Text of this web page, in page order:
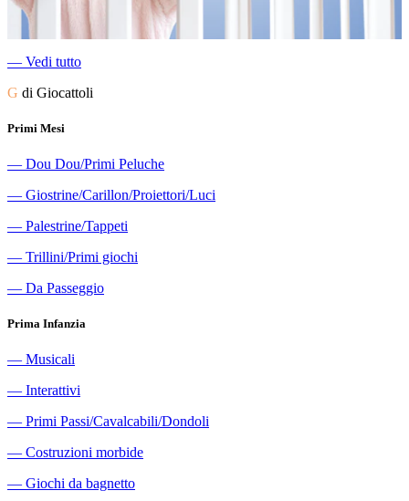
― Vedi tutto
G di Giocattoli
Primi Mesi
― Dou Dou/Primi Peluche
― Giostrine/Carillon/Proiettori/Luci
― Palestrine/Tappeti
― Trillini/Primi giochi
― Da Passeggio
Prima Infanzia
― Musicali
― Interattivi
― Primi Passi/Cavalcabili/Dondoli
― Costruzioni morbide
― Giochi da bagnetto